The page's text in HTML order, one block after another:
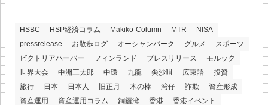
HSBC HSP経済コラム Makiko-Column MTR
NISA
pressrelease
お散歩ログ オーシャンパーク グルメ
スポーツ
ビクトリアハーバー
フィンランド プレスリリース
モルック
世界大会
中洲三太郎 中環 九龍 尖沙咀 広東語
投資
旅行
日本 日本人 旧正月 木の棒 湾仔 詐欺
資産形成
資産運用
資産運用コラム 銅鑼湾 香港
香港イベント